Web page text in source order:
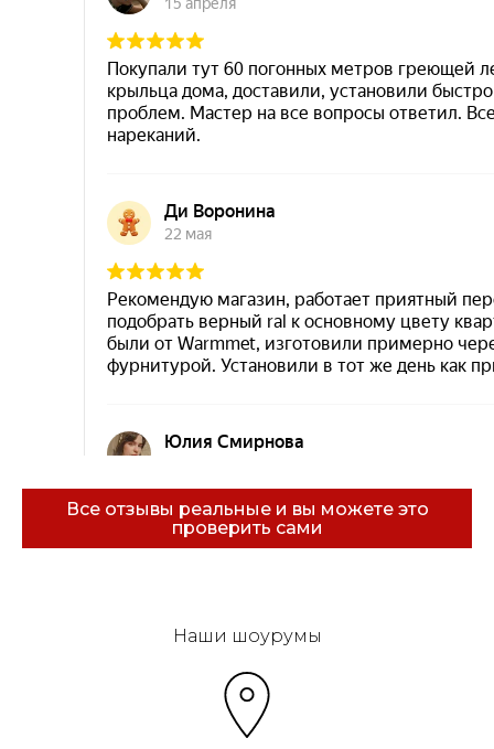
Все отзывы реальные и вы можете это
проверить сами
Наши шоурумы